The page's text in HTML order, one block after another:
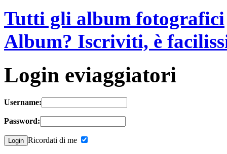
Tutti gli album fotografici
Album? Iscriviti, è
Login eviaggiatori
Username:
Password:
Ricordati di me